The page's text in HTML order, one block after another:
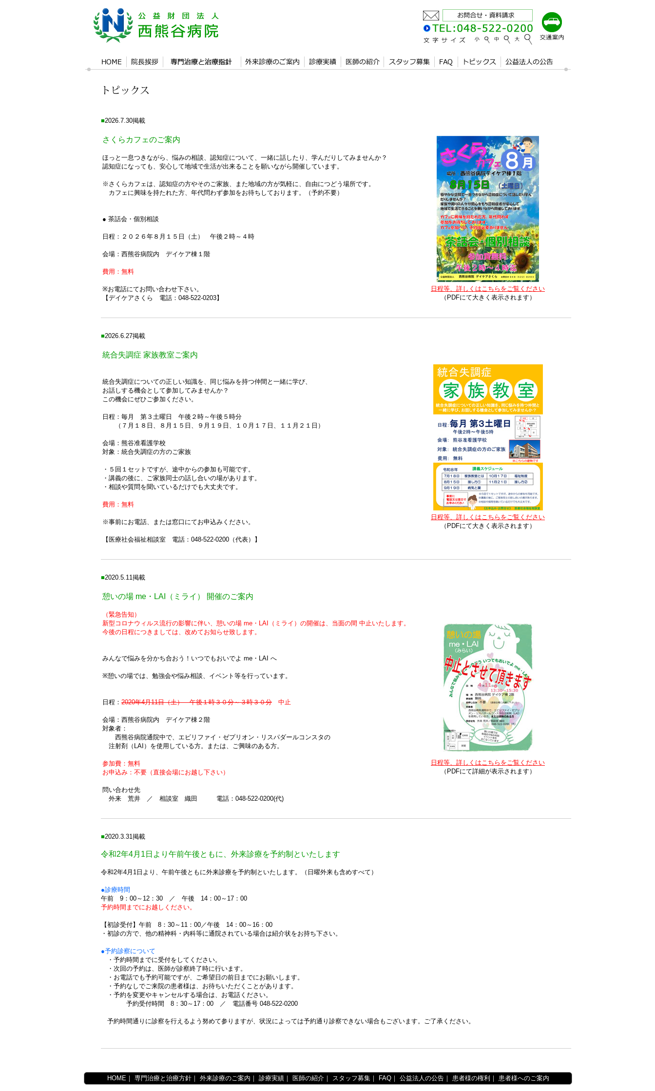
■2026.7.30掲載
さくらカフェのご案内
ほっと一息つきながら、悩みの相談、認知症について、一緒に話したり、学んだりしてみませんか？
認知症になっても、安心して地域で生活が出来ることを願いながら開催しています。
※さくらカフェは、認知症の方やそのご家族、また地域の方が気軽に、自由につどう場所です。
カフェに興味を持たれた方、年代問わず参加をお待ちしております。（予約不要）
● 茶話会・個別相談
日程：２０２６年８月１５日（土） 午後２時～４時
会場：西熊谷病院内 デイケア棟１階
費用：無料
※お電話にてお問い合わせ下さい。
【デイケアさくら 電話：048-522-0203】
日程等、詳しくはこちらをご覧ください
（PDFにて大きく表示されます）
■2026.6.27掲載
統合失調症 家族教室ご案内
統合失調症についての正しい知識を、同じ悩みを持つ仲間と一緒に学び、
お話しする機会として参加してみませんか？
この機会にぜひご参加ください。
日程：毎月 第３土曜日 午後２時～午後５時分
（７月１８日、８月１５日、９月１９日、１０月１７日、１１月２１日）
会場：熊谷准看護学校
対象：統合失調症の方のご家族
・５回１セットですが、途中からの参加も可能です。
・講義の後に、ご家族同士の話し合いの場があります。
・相談や質問を聞いているだけでも大丈夫です。
費用：無料
※事前にお電話、または窓口にてお申込みください。
【医療社会福祉相談室 電話：048-522-0200（代表）】
日程等、詳しくはこちらをご覧ください
（PDFにて大きく表示されます）
■2020.5.11掲載
憩いの場 me・LAI（ミライ） 開催のご案内
（緊急告知）
新型コロナウィルス流行の影響に伴い、憩いの場 me・LAI（ミライ）の開催は、当面の間 中止いたします。
今後の日程につきましては、改めてお知らせ致します。
みんなで悩みを分かち合おう！いつでもおいでよ me・LAI へ
※憩いの場では、勉強会や悩み相談、イベント等を行っています。
日程： 2020年4月11日（土） 午後１時３０分～３時３０分 中止
会場：西熊谷病院内 デイケア棟２階
対象者：
西熊谷病院通院中で、エビリファイ・ゼプリオン・リスパダールコンスタの
注射剤（LAI）を使用している方。または、ご興味のある方。
参加費：無料
お申込み：不要（直接会場にお越し下さい）
問い合わせ先
外来 荒井 ／ 相談室 織田 電話：048-522-0200(代)
日程等、詳しくはこちらをご覧ください
（PDFにて詳細が表示されます）
■2020.3.31掲載
令和2年4月1日より午前午後ともに、外来診療を予約制といたします
令和2年4月1日より、午前午後ともに外来診療を予約制といたします。（日曜外来も含めすべて）
●診療時間
午前 9：00～12：30 ／ 午後 14：00～17：00
予約時間までにお越しください。
【初診受付】午前 8：30～11：00／午後 14：00～16：00
・初診の方で、他の精神科・内科等に通院されている場合は紹介状をお持ち下さい。
●予約診察について
・予約時間までに受付をしてください。
・次回の予約は、医師が診察終了時に行います。
・お電話でも予約可能ですが、ご希望日の前日までにお願いします。
・予約なしでご来院の患者様は、お待ちいただくことがあります。
・予約を変更やキャンセルする場合は、お電話ください。
予約受付時間 8：30～17：00 ／ 電話番号 048-522-0200
予約時間通りに診察を行えるよう努めて参りますが、状況によっては予約通り診察できない場合もございます。ご了承ください。
HOME｜ 専門治療と治療方針｜ 外来診療のご案内 ｜ 診療実績｜ 医師の紹介｜ スタッフ募集｜ FAQ｜ 公益法人の公告｜ 患者様の権利 ｜ 患者様へのご案内